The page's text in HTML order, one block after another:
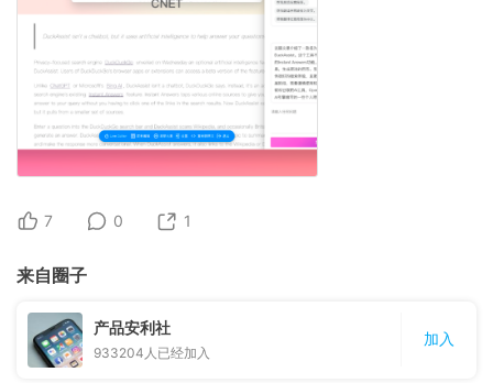
7 0 1
来自圈子
产品安利社
933204 人已经加入
加入